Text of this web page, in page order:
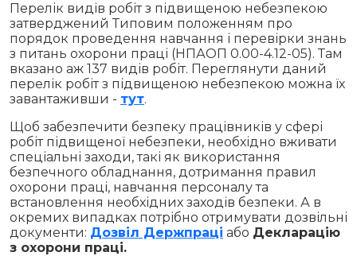
Перелік видів робіт з підвищеною небезпекою
затверджений Типовим положенням про
порядок проведення навчання і перевірки знань
з питань охорони праці (НПАОП 0.00-4.12-05). Там
вказано аж 137 видів робіт. Переглянути даний
перелік робіт з підвищеною небезпекою можна їх
завантаживши - тут.
Щоб забезпечити безпеку працівників у сфері
робіт підвищеної небезпеки, необхідно вживати
спеціальні заходи, такі як використання
безпечного обладнання, дотримання правил
охорони праці, навчання персоналу та
встановлення необхідних заходів безпеки. А в
окремих випадках потрібно отримувати дозвільні
документи: Дозвіл Держпраці або Декларацію
з охорони праці.